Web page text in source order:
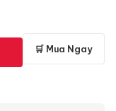
🛒 Mua Ngay